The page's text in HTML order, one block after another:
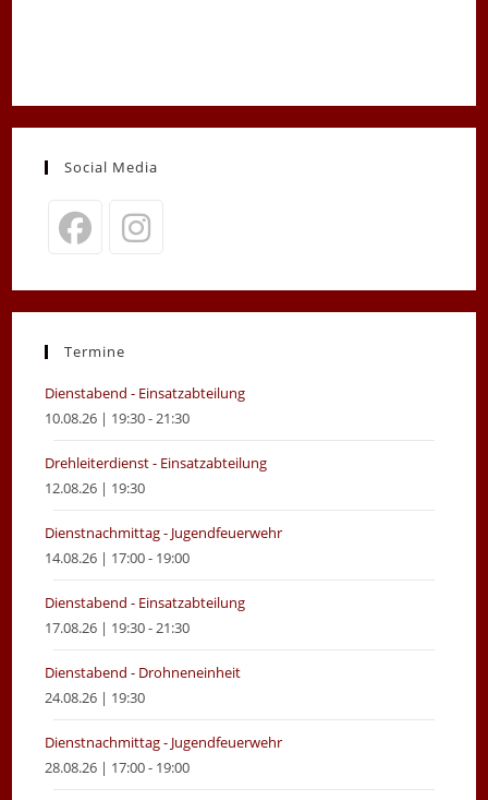
Social Media
in
new
in
new
Termine
Dienstabend - Einsatzabteilung
10.08.26 | 19:30 - 21:30
Drehleiterdienst - Einsatzabteilung
12.08.26 | 19:30
Dienstnachmittag - Jugendfeuerwehr
14.08.26 | 17:00 - 19:00
Dienstabend - Einsatzabteilung
17.08.26 | 19:30 - 21:30
Dienstabend - Drohneneinheit
24.08.26 | 19:30
Dienstnachmittag - Jugendfeuerwehr
28.08.26 | 17:00 - 19:00